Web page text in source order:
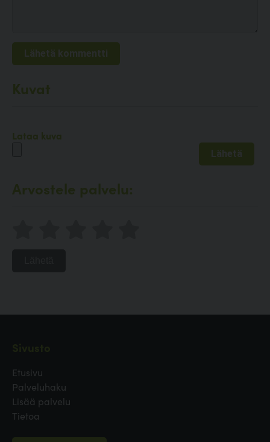
Kuvat
Lataa kuva
Arvostele palvelu:
Etusivu
Palveluhaku
Lisää palvelu
Tietoa